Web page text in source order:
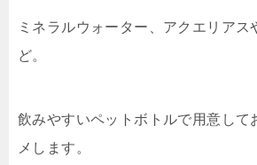
ミネラルウォーター、アクエリアス
ど。
飲みやすいペットボトルで用意して
メします。